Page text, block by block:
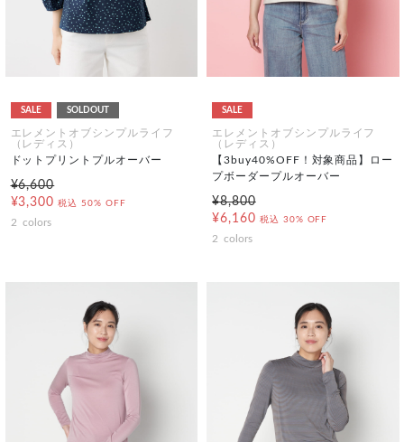
SALE SOLDOUT
エレメントオブシンプルライフ
（レディス）
ドットプリントプルオーバー
¥6,600
¥3,300 税込 50% OFF
2 colors
SALE
エレメントオブシンプルライフ
（レディス）
【3buy40%OFF！対象商品】ロー
プボーダープルオーバー
¥8,800
¥6,160 税込 30% OFF
2 colors